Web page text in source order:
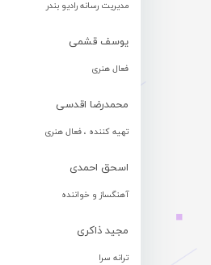
مدیریت رسانه رادیو بندر
یوسف قشمی
فعال هنری
محمدرضا اقدسی
تهیه کننده ، فعال هنری
اسحق احمدی
آهنگساز و خواننده
مجید ذاکری
ترانه سرا